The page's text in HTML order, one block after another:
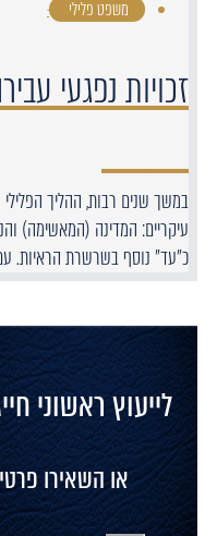
משפט פלילי ·
זכויות נפגעי
במשך שנים רבות, ההליך
עיקריים: המדינה (המאשימה)
כ"עד" נוסף בשרשרת הראיות.
לייעוץ ראשוני חייגו
או השאירו